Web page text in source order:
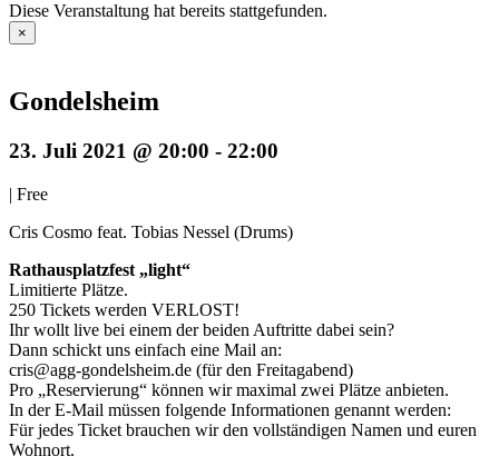
Diese Veranstaltung hat bereits stattgefunden.
×
Gondelsheim
23. Juli 2021 @ 20:00 - 22:00
| Free
Cris Cosmo feat. Tobias Nessel (Drums)
Rathausplatzfest „light“
Limitierte Plätze.
250 Tickets werden VERLOST!
Ihr wollt live bei einem der beiden Auftritte dabei sein?
Dann schickt uns einfach eine Mail an:
cris@agg-gondelsheim.de (für den Freitagabend)
Pro „Reservierung“ können wir maximal zwei Plätze anbieten.
In der E-Mail müssen folgende Informationen genannt werden:
Für jedes Ticket brauchen wir den vollständigen Namen und euren
Wohnort.